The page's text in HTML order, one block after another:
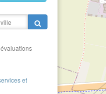
évaluations
et